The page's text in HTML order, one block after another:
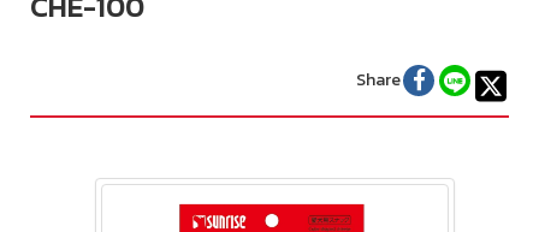
Share